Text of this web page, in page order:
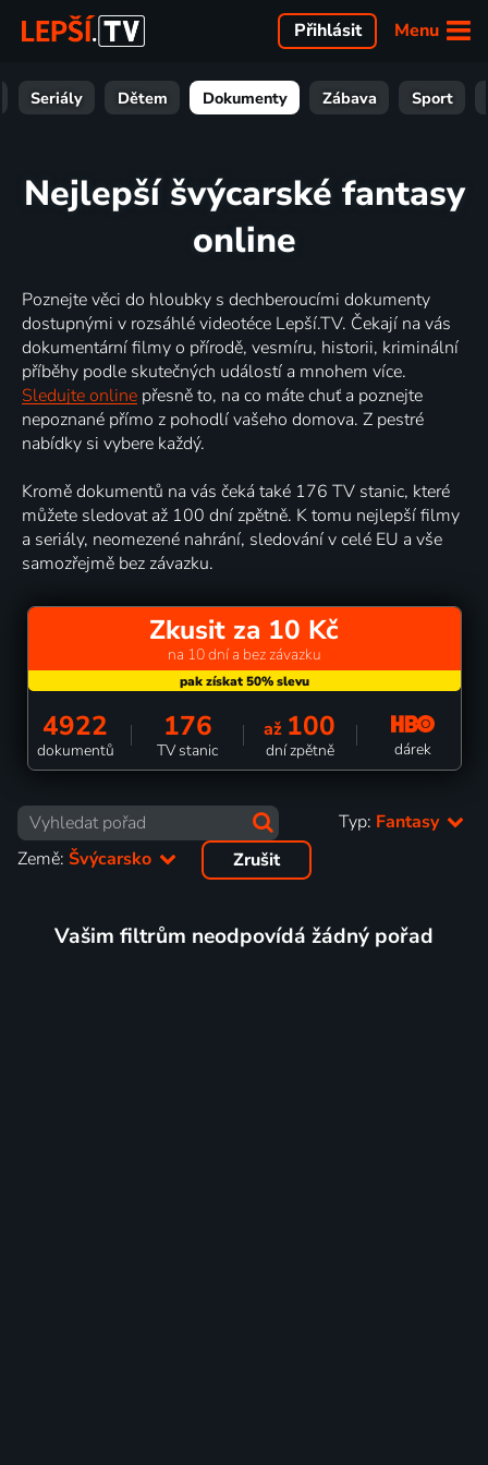
Menu
Přihlásit
Seriály Dětem Dokumenty Zábava Sport
Nejlepší švýcarské fantasy
online
Poznejte věci do hloubky s dechberoucími dokumenty
dostupnými v rozsáhlé videotéce Lepší.TV. Čekají na vás
dokumentární filmy o přírodě, vesmíru, historii, kriminální
příběhy podle skutečných událostí a mnohem více.
Sledujte online přesně to, na co máte chuť a poznejte
nepoznané přímo z pohodlí vašeho domova. Z pestré
nabídky si vybere každý.
Kromě dokumentů na vás čeká také 176 TV stanic, které
můžete sledovat až 100 dní zpětně. K tomu nejlepší filmy
a seriály, neomezené nahrání, sledování v celé EU a vše
samozřejmě bez závazku.
Zkusit za 10 Kč
na 10 dní a bez závazku
4922
dokumentů
176
TV stanic
až 100
dní zpětně dárek
Typ: Fantasy
Země: Švýcarsko Zrušit
Vašim filtrům neodpovídá žádný pořad